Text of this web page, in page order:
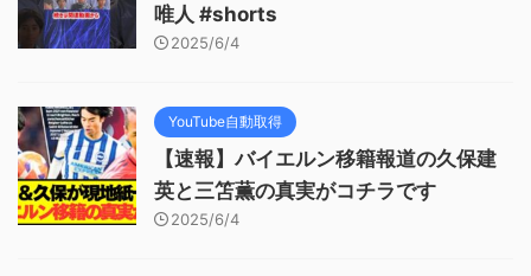
唯人 #shorts
2025/6/4
YouTube自動取得
【速報】バイエルン移籍報道の久保建
英と三笘薫の真実がコチラです
2025/6/4